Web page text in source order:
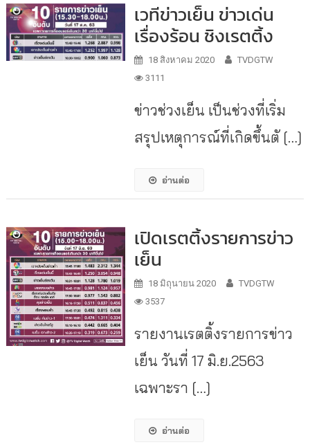
เวทีข่าวเย็น ข่าวเด่น
เรื่องร้อน ชิงเรตติ้ง
18 สิงหาคม 2020
TVDGTW
3111
ข่าวช่วงเย็น เป็นช่วงที่เริ่ม
สรุปเหตุการณ์ที่เกิดขึ้นตั […]
อ่านต่อ
เปิดเรตติ้งรายการข่าว
เย็น
18 มิถุนายน 2020
TVDGTW
3537
รายงานเรตติ้งรายการข่าว
เย็น วันที่ 17 มิ.ย.2563
เฉพาะรา […]
อ่านต่อ